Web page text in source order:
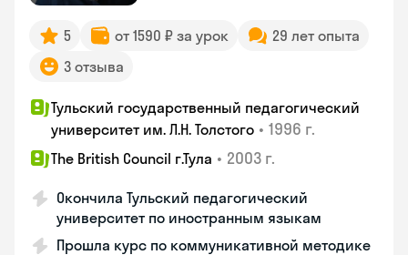
5 от 1590 ₽ за урок
29 лет опыта
3 отзыва
Тульский государственный педагогический
университет им. Л.Н. Толстого • 1996 г.
The British Council г.Тула • 2003 г.
Окончила Тульский педагогический
университет по иностранным языкам
Прошла курс по коммуникативной методике